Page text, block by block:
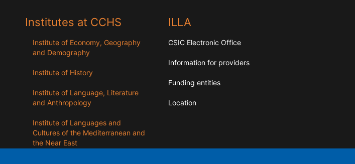
Institutes at CCHS
Institute of Economy, Geography
and Demography
Institute of History
Institute of Language, Literature
and Anthropology
Institute of Languages ​​and
Cultures of the Mediterranean and
the Near East
ILLA
CSIC Electronic Office
Information for providers
Funding entities
Location